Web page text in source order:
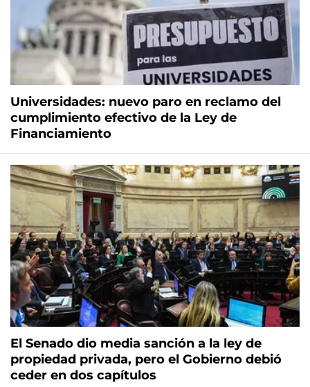
Universidades: nuevo paro en reclamo del
cumplimiento efectivo de la Ley de
Financiamiento
El Senado dio media sanción a la ley de
propiedad privada, pero el Gobierno debió
ceder en dos capítulos